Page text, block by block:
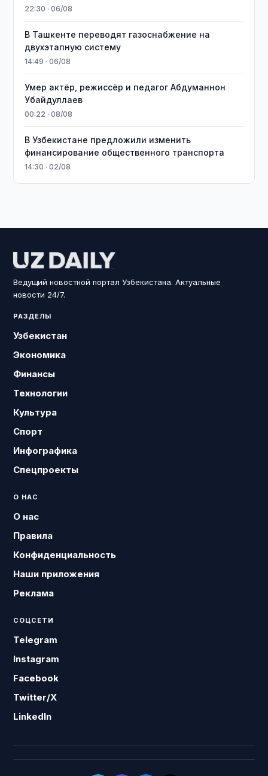
22:30 · 06/08
В Ташкенте переводят газоснабжение на
двухэтапную систему
14:49 · 06/08
Умер актёр, режиссёр и педагог Абдуманнон
Убайдуллаев
00:22 · 08/08
В Узбекистане предложили изменить
финансирование общественного транспорта
14:30 · 02/08
Ведущий новостной портал Узбекистана. Актуальные
новости 24/7.
РАЗДЕЛЫ
Узбекистан
Экономика
Финансы
Технологии
Культура
Спорт
Инфографика
Спецпроекты
О НАС
О нас
Правила
Конфиденциальность
Наши приложения
Реклама
СОЦСЕТИ
Telegram
Instagram
Facebook
Twitter/X
LinkedIn